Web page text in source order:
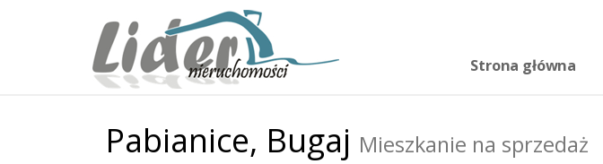
Strona główna
Pabianice, Bugaj Mieszkanie na sprzedaż